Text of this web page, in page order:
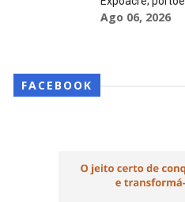
Ago 06, 2026
FACEBOOK